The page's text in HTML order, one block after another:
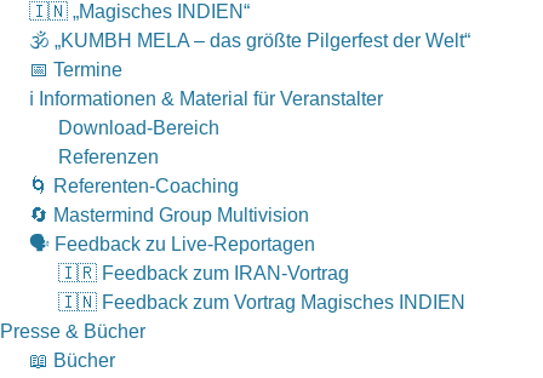
🇮🇳 „Magisches INDIEN“
🕉 „KUMBH MELA – das größte Pilgerfest der Welt“
📅 Termine
ℹ️ Informationen & Material für Veranstalter
Download-Bereich
Referenzen
🌀 Referenten-Coaching
🔄 Mastermind Group Multivision
🗣 Feedback zu Live-Reportagen
🇮🇷 Feedback zum IRAN-Vortrag
🇮🇳 Feedback zum Vortrag Magisches INDIEN
Presse & Bücher
📖 Bücher